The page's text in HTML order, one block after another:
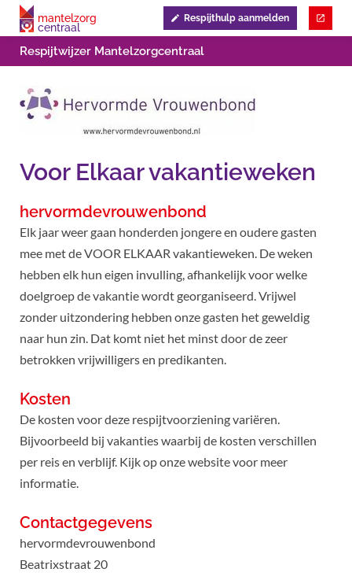
mantelzorg
centraal
Respijthulp aanmelden
Respijtwijzer Mantelzorgcentraal
Voor Elkaar vakantieweken
hervormdevrouwenbond
Elk jaar weer gaan honderden jongere en oudere gasten
mee met de VOOR ELKAAR vakantieweken. De weken
hebben elk hun eigen invulling, afhankelijk voor welke
doelgroep de vakantie wordt georganiseerd. Vrijwel
zonder uitzondering hebben onze gasten het geweldig
naar hun zin. Dat komt niet het minst door de zeer
betrokken vrijwilligers en predikanten.
Kosten
De kosten voor deze respijtvoorziening variëren.
Bijvoorbeeld bij vakanties waarbij de kosten verschillen
per reis en verblijf. Kijk op onze website voor meer
informatie.
Contactgegevens
hervormdevrouwenbond
Beatrixstraat 20